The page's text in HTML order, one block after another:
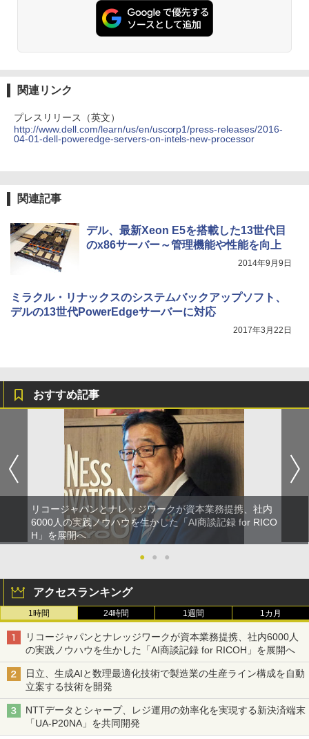
関連リンク
プレスリリース（英文）
http://www.dell.com/learn/us/en/uscorp1/press-releases/2016-
04-01-dell-poweredge-servers-on-intels-new-processor
関連記事
デル、最新Xeon E5を搭載した13世代目
のx86サーバー～管理機能や性能を向上
2014年9月9日
ミラクル・リナックスのシステムバックアップソフト、
デルの13世代PowerEdgeサーバーに対応
2017年3月22日
おすすめ記事
リコージャパンとナレッジワークが資本業務提携、社内
6000人の実践ノウハウを生かした「AI商談記録 for RICO
H」を展開へ
●
● ●
アクセスランキング
1時間 24時間 1週間 1カ月
リコージャパンとナレッジワークが資本業務提携、社内6000人
の実践ノウハウを生かした「AI商談記録 for RICOH」を展開へ
日立、生成AIと数理最適化技術で製造業の生産ライン構成を自動
立案する技術を開発
NTTデータとシャープ、レジ運用の効率化を実現する新決済端末
「UA-P20NA」を共同開発